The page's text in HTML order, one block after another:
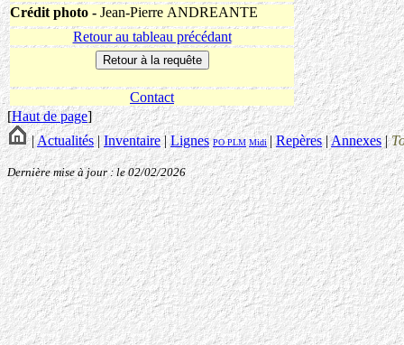
Crédit photo - Jean-Pierre ANDREANTE
Retour au tableau précédant
Contact
[Haut de page]
|Actualités|Inventaire|Lignes POPLM Midi |Repères|Annexes|
Dernière mise à jour : le 02/02/2026